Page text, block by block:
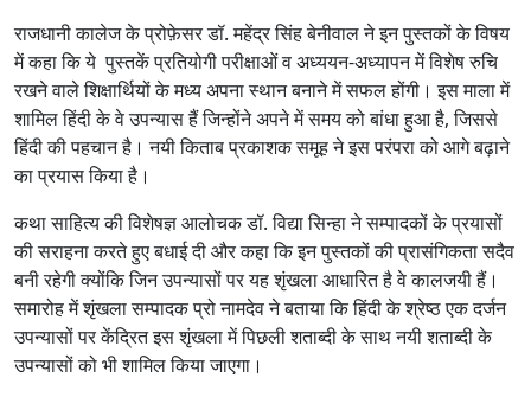
राजधानी कालेज के प्रोफ़ेसर डॉ. महेंद्र सिंह बेनीवाल ने इन पुस्तकों के विषय
में कहा कि ये पुस्तकें प्रतियोगी परीक्षाओं व अध्ययन-अध्यापन में विशेष रुचि
रखने वाले शिक्षार्थियों के मध्य अपना स्थान बनाने में सफल होंगी। इस माला में
शामिल हिंदी के वे उपन्यास हैं जिन्होंने अपने में समय को बांधा हुआ है, जिससे
हिंदी की पहचान है। नयी किताब प्रकाशक समूह ने इस परंपरा को आगे बढ़ाने
का प्रयास किया है।
कथा साहित्य की विशेषज्ञ आलोचक डॉ. विद्या सिन्हा ने सम्पादकों के प्रयासों
की सराहना करते हुए बधाई दी और कहा कि इन पुस्तकों की प्रासंगिकता सदैव
बनी रहेगी क्योंकि जिन उपन्यासों पर यह शृंखला आधारित है वे कालजयी हैं।
समारोह में शृंखला सम्पादक प्रो नामदेव ने बताया कि हिंदी के श्रेष्ठ एक दर्जन
उपन्यासों पर केंद्रित इस शृंखला में पिछली शताब्दी के साथ नयी शताब्दी के
उपन्यासों को भी शामिल किया जाएगा।